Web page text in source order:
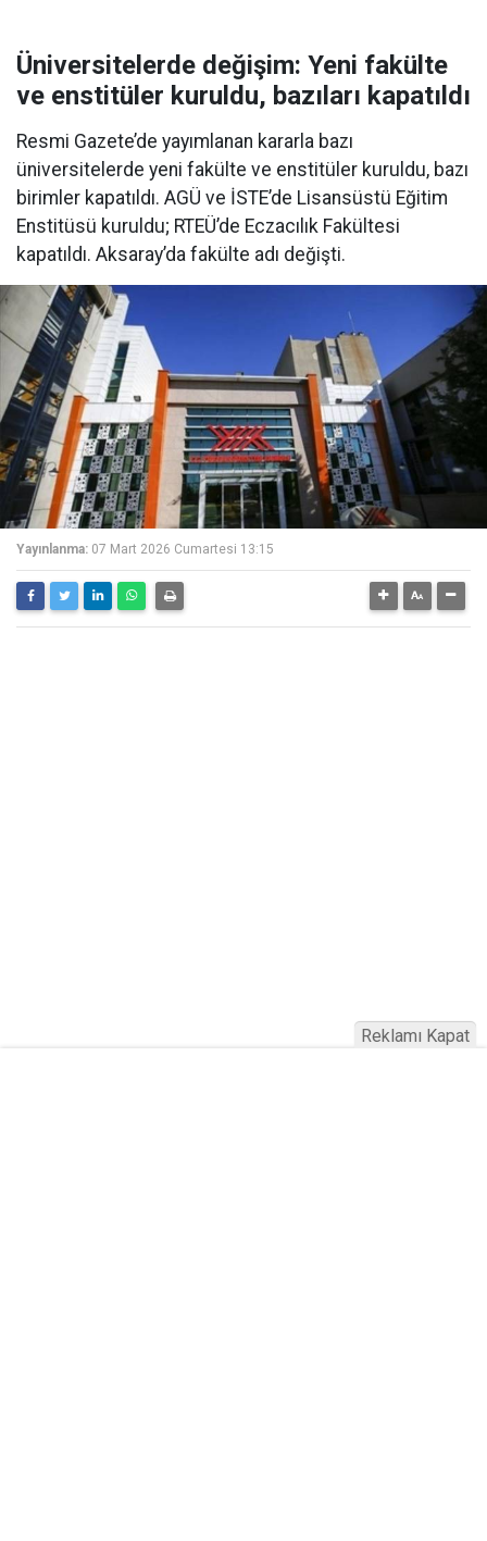
Üniversitelerde değişim: Yeni fakülte
ve enstitüler kuruldu, bazıları kapatıldı
Resmi Gazete’de yayımlanan kararla bazı
üniversitelerde yeni fakülte ve enstitüler kuruldu, bazı
birimler kapatıldı. AGÜ ve İSTE’de Lisansüstü Eğitim
Enstitüsü kuruldu; RTEÜ’de Eczacılık Fakültesi
kapatıldı. Aksaray’da fakülte adı değişti.
Yayınlanma: 07 Mart 2026 Cumartesi 13:15
Reklamı Kapat